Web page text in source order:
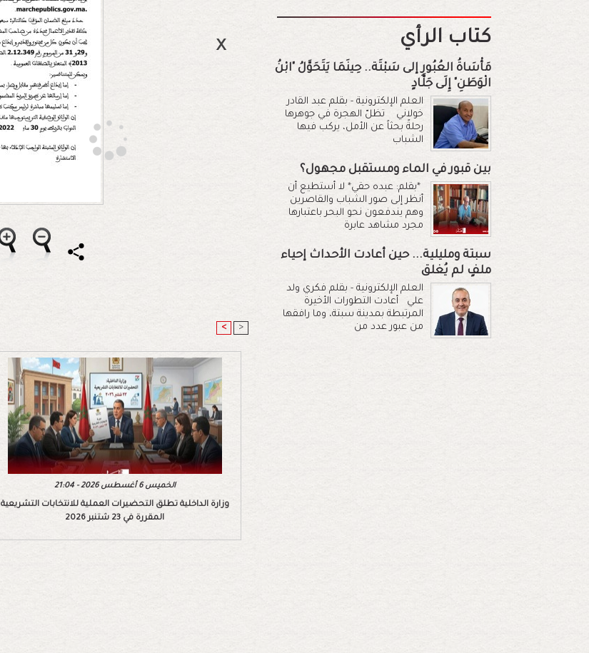
< >
الخميس 6 أغسطس 2026 - 21:04
وزارة الداخلية تطلق التحضيرات العملية للانتخابات التشريعية
المقررة في 23 شتنبر 2026
كتاب الرأي
مَأْسَاةُ العُبُورِ إلى سَبْتَة.. حِينَمَا يَتَحَوَّلُ "ابْنُ
الْوَطَنِ" إِلَى جَلَّادٍ
العلم الإلكترونية - بقلم عبد القادر
خولاني تظلّ الهجرة في جوهرها
رحلةً بحثاً عن الأمل، يركب فيها
الشباب
بين قبور في الماء ومستقبل مجهول؟
*بقلم: عبده حقي* لا أستطيع أن
أنظر إلى صور الشباب والقاصرين
وهم يندفعون نحو البحر باعتبارها
مجرد مشاهد عابرة
سبتة ومليلية... حين أعادت الأحداث إحياء
ملفٍ لم يُغلق
العلم الإلكترونية - بقلم فكري ولد
علي أعادت التطورات الأخيرة
المرتبطة بمدينة سبتة، وما رافقها
من عبور عدد من